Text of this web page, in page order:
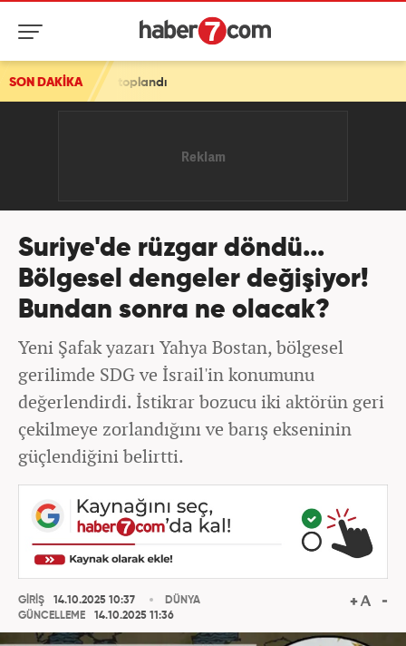
SON DAKİKA
Suriye'de rüzgar döndü...
Bölgesel dengeler değişiyor!
Bundan sonra ne olacak?
Yeni Şafak yazarı Yahya Bostan, bölgesel
gerilimde SDG ve İsrail'in konumunu
değerlendirdi. İstikrar bozucu iki aktörün geri
çekilmeye zorlandığını ve barış ekseninin
güçlendiğini belirtti.
GİRİŞ
14.10.2025 10:37
GÜNCELLEME
14.10.2025 11:36
DÜNYA